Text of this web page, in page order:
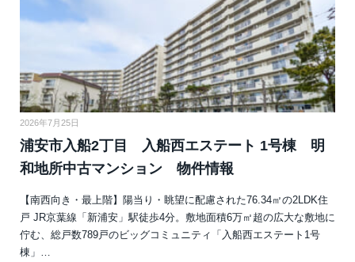
2026年7月25日
浦安市入船2丁目 入船西エステート 1号棟 明
和地所中古マンション 物件情報
【南西向き・最上階】陽当り・眺望に配慮された76.34㎡の2LDK住
戸 JR京葉線「新浦安」駅徒歩4分。敷地面積6万㎡超の広大な敷地に
佇む、総戸数789戸のビッグコミュニティ「入船西エステート1号
棟」…